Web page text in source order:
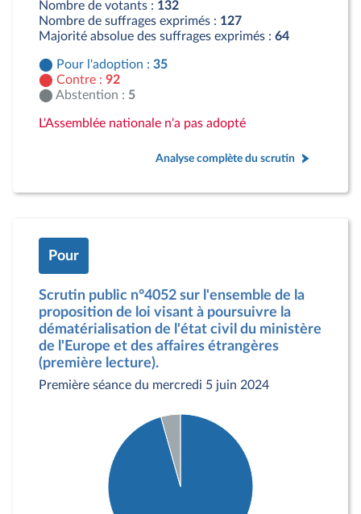
Nombre de votants : 132
Nombre de suffrages exprimés : 127
Majorité absolue des suffrages exprimés : 64
Pour l'adoption : 35
Contre : 92
Abstention : 5
L'Assemblée nationale n'a pas adopté
Analyse complète du scrutin
Pour
Scrutin public n°4052 sur l'ensemble de la
proposition de loi visant à poursuivre la
dématérialisation de l'état civil du ministère
de l'Europe et des affaires étrangères
(première lecture).
Première séance du mercredi 5 juin 2024